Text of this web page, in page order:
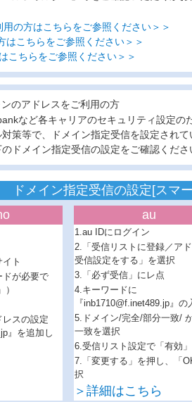
の方はこちらをご参照ください＞＞
はこちらをご参照ください＞＞
こちらをご参照ください＞＞
のアドレスをご利用の方
など各キャリアのセキュリティ設定の
策等で、ドメイン指定受信を設定され
ドメイン指定受信の設定をご確認くださ
ドメイン指定受信の設定[スマ
ト
ドが必要で
スの設定
』を追加し
au
1.au IDにログイン
2.「受信リストに登録／ア
受信設定をする」を選択
3.「必ず受信」にレ点
4.キーワードに
『inb1710@f.inet489.jp』の
5.ドメイン/完全/部分一致/
一致を選択
6.受信リスト設定で「有効
7.「変更する」を押し、「
択
＞詳細はこちら